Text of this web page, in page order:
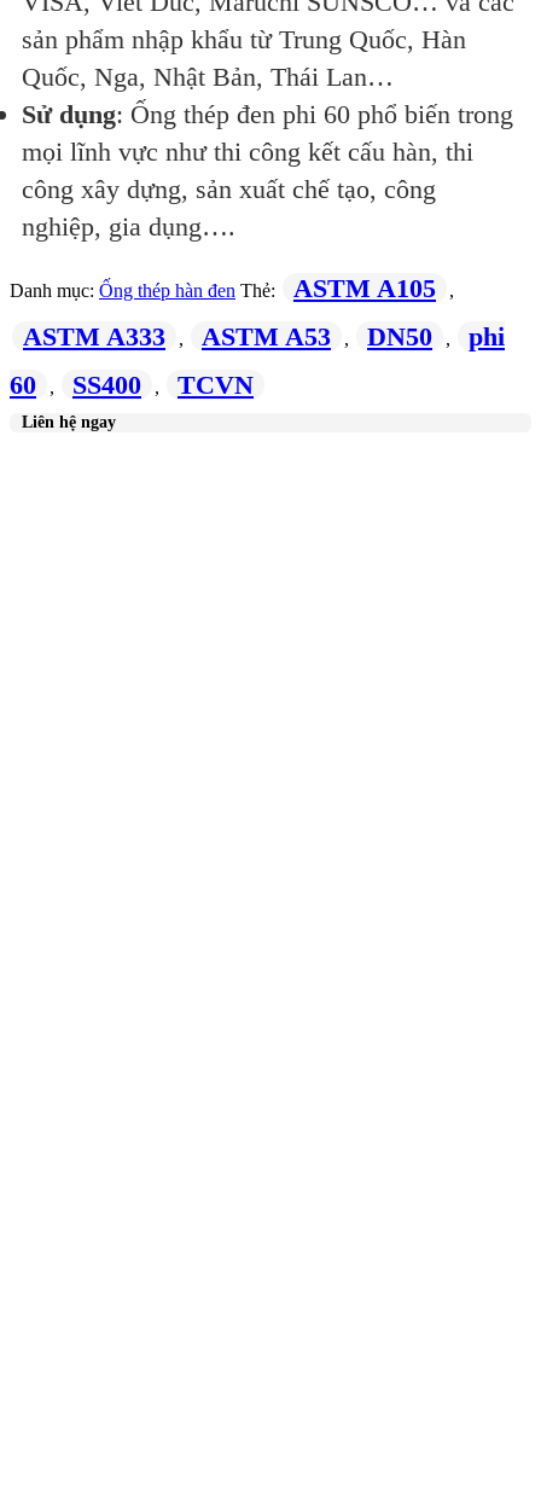
sản phẩm nhập khẩu từ Trung Quốc, Hàn
Quốc, Nga, Nhật Bản, Thái Lan…
Sử dụng: Ống thép đen phi 60 phổ biến trong
mọi lĩnh vực như thi công kết cấu hàn, thi
công xây dựng, sản xuất chế tạo, công
nghiệp, gia dụng….
Danh mục: Ống thép hàn đen Thẻ: ASTM A105 ,
ASTM A333 , ASTM A53 , DN50 ,
phi
60
, SS400 , TCVN
Liên hệ ngay